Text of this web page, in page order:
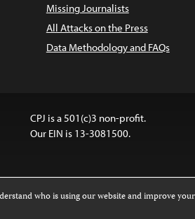
Missing Journalists
All Attacks on the Press
Data Methodology and FAQs
CPJ is a 501(c)3 non-profit.
Our EIN is 13-3081500.
where noted, text on this website is
who is using our website and improve